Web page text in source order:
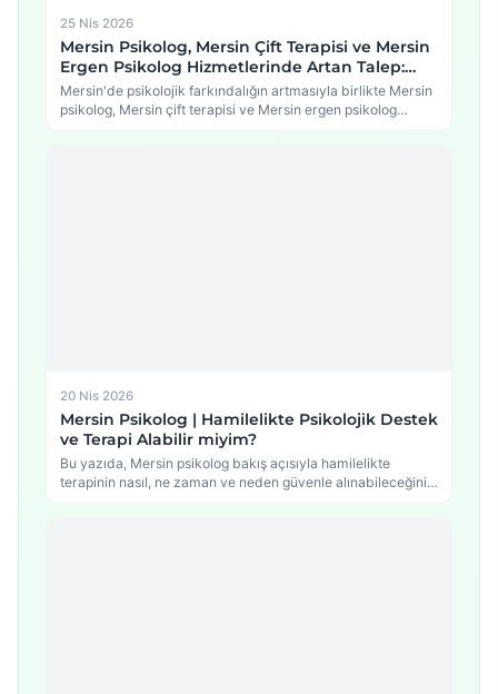
25 Nis 2026
Mersin Psikolog, Mersin Çift Terapisi ve Mersin
Ergen Psikolog Hizmetlerinde Artan Talep:
Psikolojide Yeni Dönem
Mersin'de psikolojik farkındalığın artmasıyla birlikte Mersin
psikolog, Mersin çift terapisi ve Mersin ergen psikolog
20 Nis 2026
Mersin Psikolog | Hamilelikte Psikolojik Destek
ve Terapi Alabilir miyim?
Bu yazıda, Mersin psikolog bakış açısıyla hamilelikte
terapinin nasıl, ne zaman ve neden güvenle alınabileceğini,